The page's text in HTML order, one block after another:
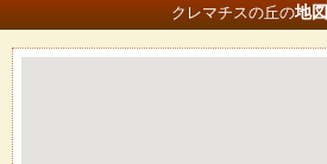
クレマチスの丘の地図